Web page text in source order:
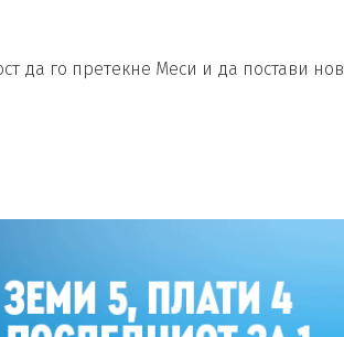
да го претекне Меси и да постави нов